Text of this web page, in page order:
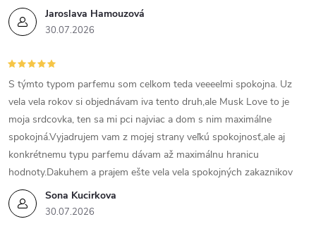
Jaroslava Hamouzová
30.07.2026
Sona Kucirkova
30.07.2026
S týmto typom parfemu som celkom teda veeeelmi spokojna. Uz
vela vela rokov si objednávam iva tento druh,ale Musk Love to je
moja srdcovka, ten sa mi pci najviac a dom s nim maximálne
spokojná.Vyjadrujem vam z mojej strany veľkú spokojnosť,ale aj
konkrétnemu typu parfemu dávam až maximálnu hranicu
hodnoty.Dakuhem a prajem ešte vela vela spokojných zakaznikov